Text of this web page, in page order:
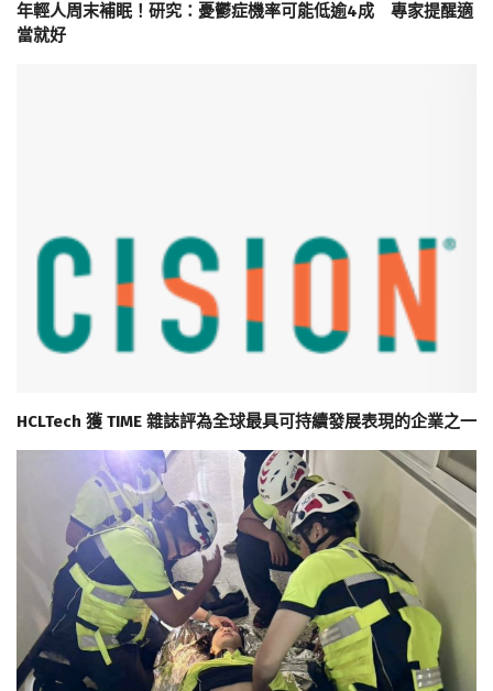
年輕人周末補眠！研究：憂鬱症機率可能低逾4成 專家提醒適
當就好
HCLTech 獲 TIME 雜誌評為全球最具可持續發展表現的企業之一